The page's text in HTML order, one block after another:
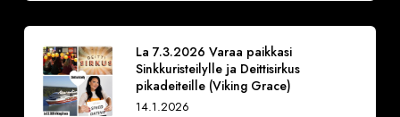
La 7.3.2026 Varaa paikkasi
Sinkkuristeilylle ja Deittisirkus
pikadeiteille (Viking Grace)
14.1.2026